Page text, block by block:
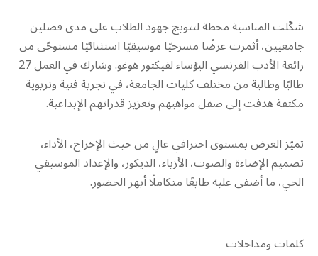
شكّلت المناسبة محطة لتتويج جهود الطلاب على مدى فصلين
جامعيين، أثمرت عرضًا مسرحيًا موسيقيًا استثنائيًا مستوحًى من
رائعة الأدب الفرنسي البؤساء لفيكتور هوغو. وشارك في العمل 27
طالبًا وطالبة من مختلف كليات الجامعة، في تجربة فنية وتربوية
مكثفة هدفت إلى صقل مواهبهم وتعزيز قدراتهم الإبداعية.
تميّز العرض بمستوى احترافي عالٍ من حيث الإخراج، الأداء،
تصميم الإضاءة والصوت، الأزياء، الديكور، والإعداد الموسيقي
الحي، ما أضفى عليه طابعًا متكاملًا أبهر الحضور.
كلمات ومداخلات